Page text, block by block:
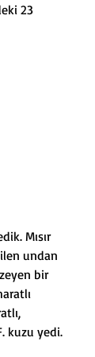
23
Mısır
undan
bir
kuzu yedi.